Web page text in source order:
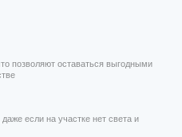
позволяют оставаться выгодными
если на участке нет света и